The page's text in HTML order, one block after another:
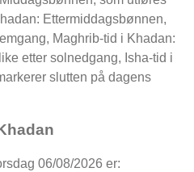
Ettermiddagsbønnen,
Maghrib-tid i Khadan:
etter solnedgang, Isha-tid i
slutten på dagens
06/08/2026 er: